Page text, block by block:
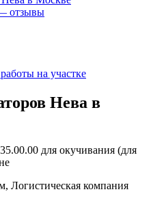
отзывы
на участке
Нева в
для окучивания (для
Логистическая компания